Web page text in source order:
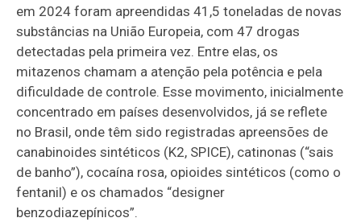
em 2024 foram apreendidas 41,5 toneladas de novas
substâncias na União Europeia, com 47 drogas
detectadas pela primeira vez. Entre elas, os
mitazenos chamam a atenção pela potência e pela
dificuldade de controle. Esse movimento, inicialmente
concentrado em países desenvolvidos, já se reflete
no Brasil, onde têm sido registradas apreensões de
canabinoides sintéticos (K2, SPICE), catinonas (“sais
de banho”), cocaína rosa, opioides sintéticos (como o
fentanil) e os chamados “designer
benzodiazepínicos”.